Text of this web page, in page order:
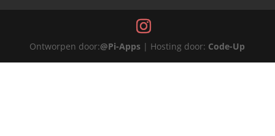
Ontworpen door:@Pi-Apps | Hosting door: Code-Up